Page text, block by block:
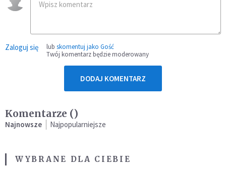
Zaloguj się lub skomentuj jako Gość
Twój komentarz będzie moderowany
DODAJ KOMENTARZ
Komentarze ()
Najnowsze Najpopularniejsze
WYBRANE DLA CIEBIE